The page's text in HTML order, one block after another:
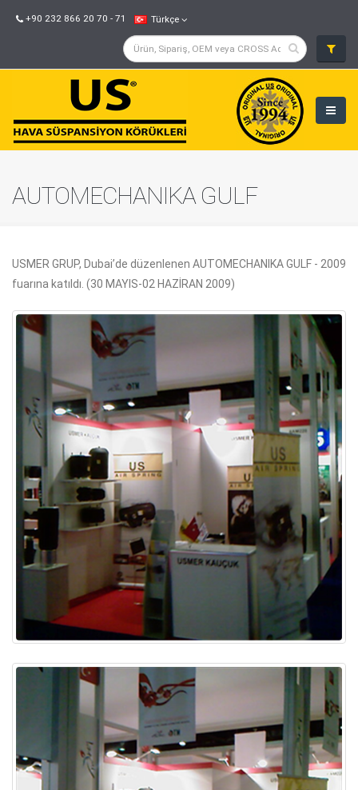
+90 232 866 20 70 - 71 Türkçe
AUTOMECHANIKA GULF
USMER GRUP, Dubai’de düzenlenen AUTOMECHANIKA GULF - 2009
fuarına katıldı. (30 MAYIS-02 HAZİRAN 2009)